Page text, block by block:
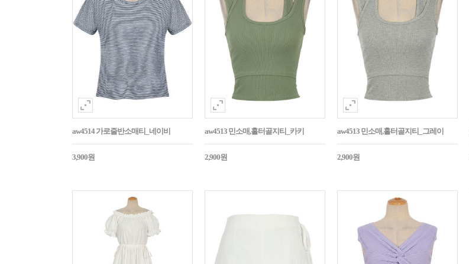
aw4514 가로줄반소매티_네이비
3,900원
aw4513 민소매,홀터골지티_카키
2,900원
aw4513 민소매,홀터골지티_그레이
2,900원